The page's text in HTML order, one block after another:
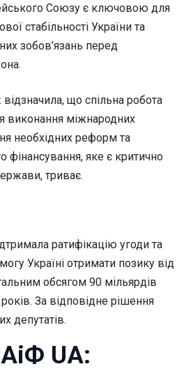
Союзу є ключовою для
стабільності України та
зобов’язань перед
що спільна робота
виконання міжнародних
необхідних реформ та
фінансування, яке є критично
триває.
ратифікацію угоди та
Україні отримати позику від
обсягом 90 мільярдів
За відповідне рішення
депутатів.
UA: